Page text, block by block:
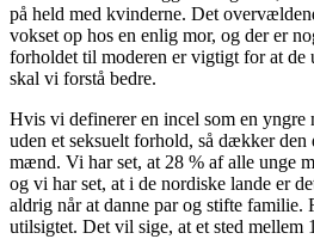
på held med kvinderne. Det
vokset op hos en enlig mor, og der er
forholdet til moderen er vigtigt for at
skal vi forstå bedre.
Hvis vi definerer en incel som en
uden et seksuelt forhold, så dækker den
mænd. Vi har set, at 28 % af alle unge
og vi har set, at i de nordiske lande er
aldrig når at danne par og stifte familie.
utilsigtet. Det vil sige, at et sted mellem